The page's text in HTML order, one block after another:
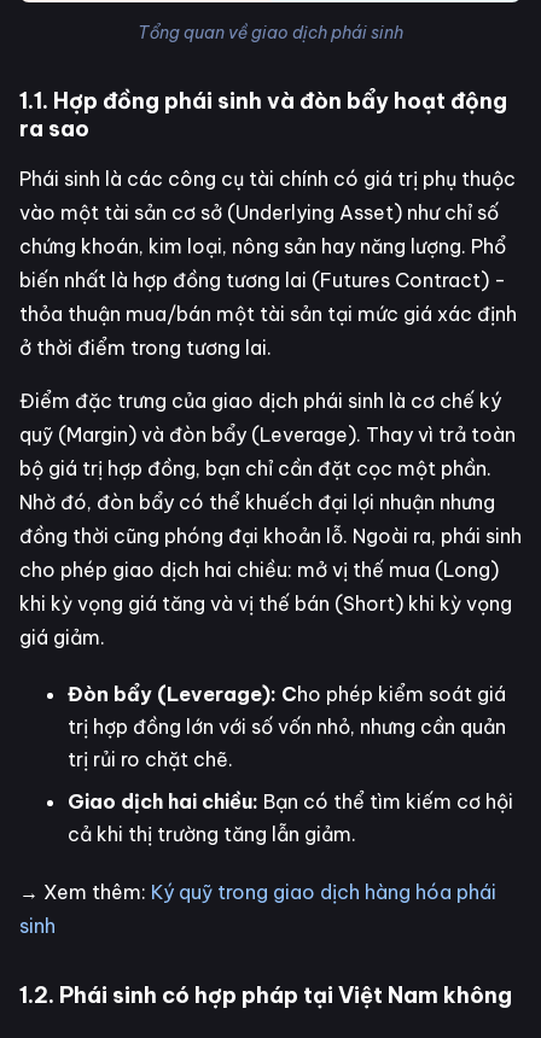
Tổng quan về giao dịch phái sinh
1.1. Hợp đồng phái sinh và đòn bẩy hoạt động
ra sao
Phái sinh là các công cụ tài chính có giá trị phụ thuộc
vào một tài sản cơ sở (Underlying Asset) như chỉ số
chứng khoán, kim loại, nông sản hay năng lượng. Phổ
biến nhất là hợp đồng tương lai (Futures Contract) -
thỏa thuận mua/bán một tài sản tại mức giá xác định
ở thời điểm trong tương lai.
Điểm đặc trưng của giao dịch phái sinh là cơ chế ký
quỹ (Margin) và đòn bẩy (Leverage). Thay vì trả toàn
bộ giá trị hợp đồng, bạn chỉ cần đặt cọc một phần.
Nhờ đó, đòn bẩy có thể khuếch đại lợi nhuận nhưng
đồng thời cũng phóng đại khoản lỗ. Ngoài ra, phái sinh
cho phép giao dịch hai chiều: mở vị thế mua (Long)
khi kỳ vọng giá tăng và vị thế bán (Short) khi kỳ vọng
giá giảm.
Đòn bẩy (Leverage): Cho phép kiểm soát giá
trị hợp đồng lớn với số vốn nhỏ, nhưng cần quản
trị rủi ro chặt chẽ.
Giao dịch hai chiều: Bạn có thể tìm kiếm cơ hội
cả khi thị trường tăng lẫn giảm.
→ Xem thêm: Ký quỹ trong giao dịch hàng hóa phái
sinh
1.2. Phái sinh có hợp pháp tại Việt Nam không